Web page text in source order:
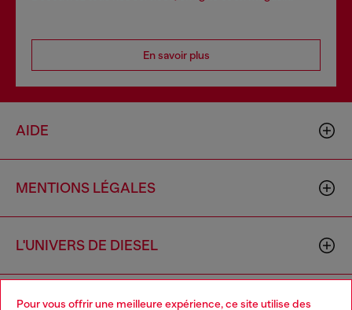
Pour vous offrir une meilleure expérience, ce site utilise des
En savoir plus
AIDE
MENTIONS LÉGALES
L'UNIVERS DE DIESEL
CORPORATE